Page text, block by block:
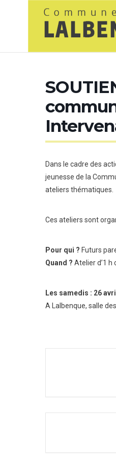
Dans le cadre des
jeunesse de la
ateliers thématiques.
Ces ateliers sont
Pour qui ? Futurs
Quand ? Atelier d’1 h
Les samedis : 26
A Lalbenque, salle